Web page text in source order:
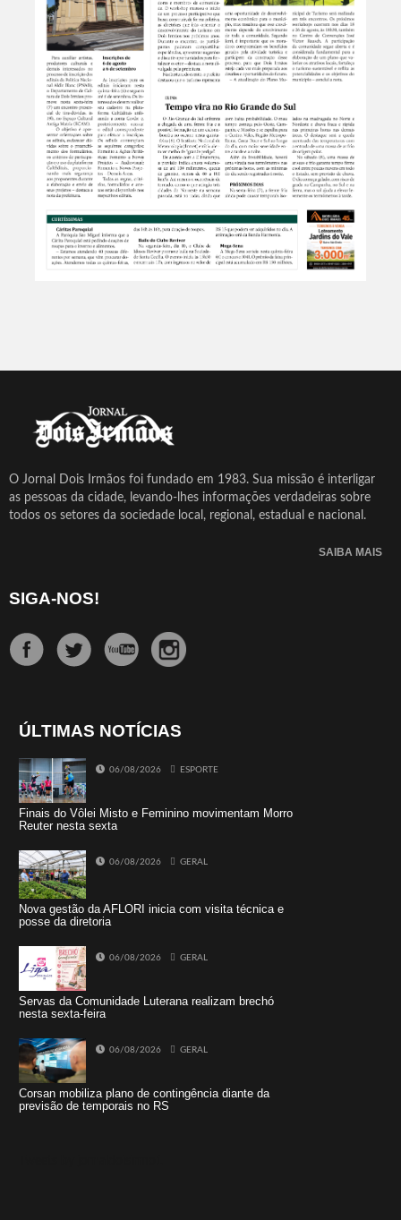
O Jornal Dois Irmãos foi fundado em 1983. Sua missão é interligar
as pessoas da cidade, levando-lhes informações verdadeiras sobre
todos os setores da sociedade local, regional, estadual e nacional.
SAIBA MAIS
SIGA-NOS!
ÚLTIMAS NOTÍCIAS
06/08/2026 ESPORTE
Finais do Vôlei Misto e Feminino movimentam Morro
Reuter nesta sexta
06/08/2026 GERAL
Nova gestão da AFLORI inicia com visita técnica e
posse da diretoria
06/08/2026 GERAL
Servas da Comunidade Luterana realizam brechó
nesta sexta-feira
06/08/2026 GERAL
Corsan mobiliza plano de contingência diante da
previsão de temporais no RS